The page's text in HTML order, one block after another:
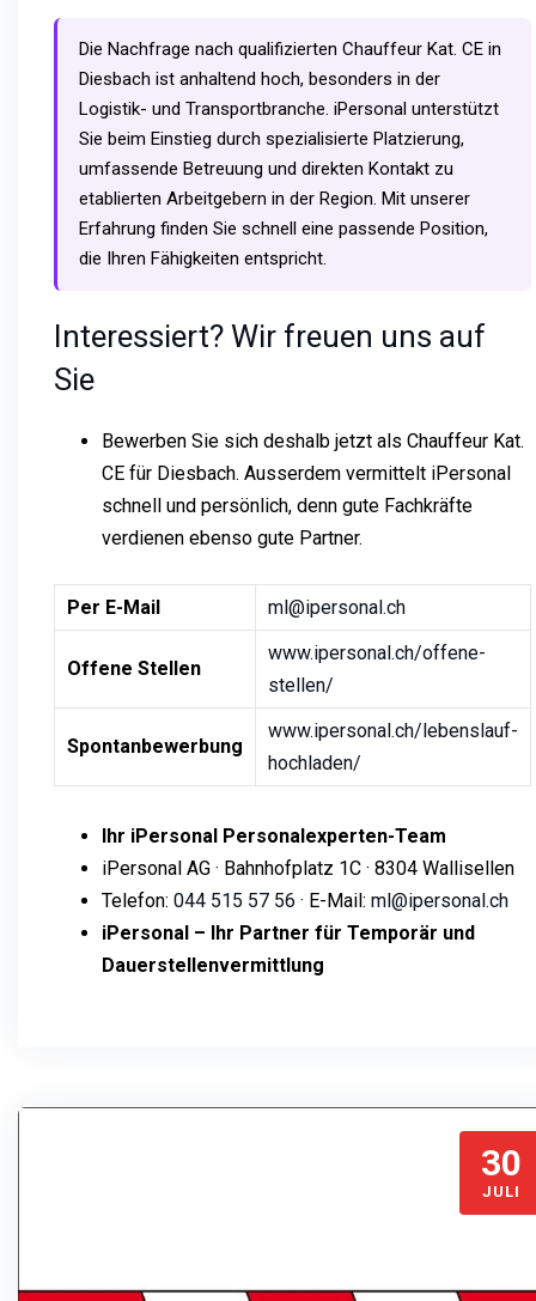
Die Nachfrage nach qualifizierten Chauffeur Kat. CE in
Diesbach ist anhaltend hoch, besonders in der
Logistik- und Transportbranche. iPersonal unterstützt
Sie beim Einstieg durch spezialisierte Platzierung,
umfassende Betreuung und direkten Kontakt zu
etablierten Arbeitgebern in der Region. Mit unserer
Erfahrung finden Sie schnell eine passende Position,
die Ihren Fähigkeiten entspricht.
Interessiert? Wir freuen uns auf
Sie
Bewerben Sie sich deshalb jetzt als Chauffeur Kat.
CE für Diesbach. Ausserdem vermittelt iPersonal
schnell und persönlich, denn gute Fachkräfte
verdienen ebenso gute Partner.
Per E-Mail ml@ipersonal.ch
Offene Stellen
www.ipersonal.ch/offene-
stellen/
Spontanbewerbung
www.ipersonal.ch/lebenslauf-
hochladen/
Ihr iPersonal Personalexperten-Team
iPersonal AG · Bahnhofplatz 1C · 8304 Wallisellen
Telefon: 044 515 57 56 · E-Mail: ml@ipersonal.ch
iPersonal – Ihr Partner für Temporär und
Dauerstellenvermittlung
30
JULI